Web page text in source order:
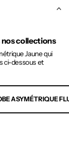
nos collections
Jaune qui
ci-dessous et
ASYMÉTRIQUE